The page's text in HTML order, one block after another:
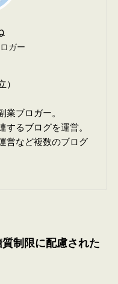
ガー
）
業ブロガー。
するブログを運営。
営など複数のブログ
制限に配慮された